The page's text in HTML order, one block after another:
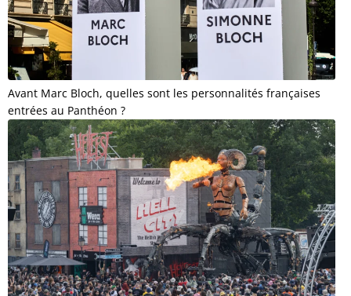
Avant Marc Bloch, quelles sont les personnalités françaises
entrées au Panthéon ?